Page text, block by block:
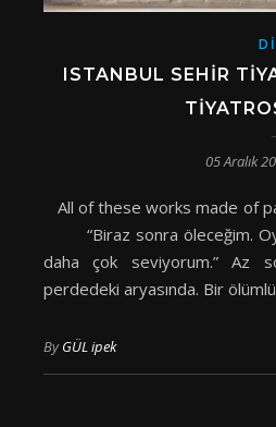
ISTANBUL SEHIR
05 Aralık
All of these works made of
“Biraz sonra öleceğim.
daha çok seviyorum.” Az
perdedeki aryasında. Bir
ByGÜL ipek